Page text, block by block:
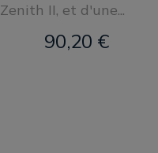
Zenith II, et d'une...
90,20 €